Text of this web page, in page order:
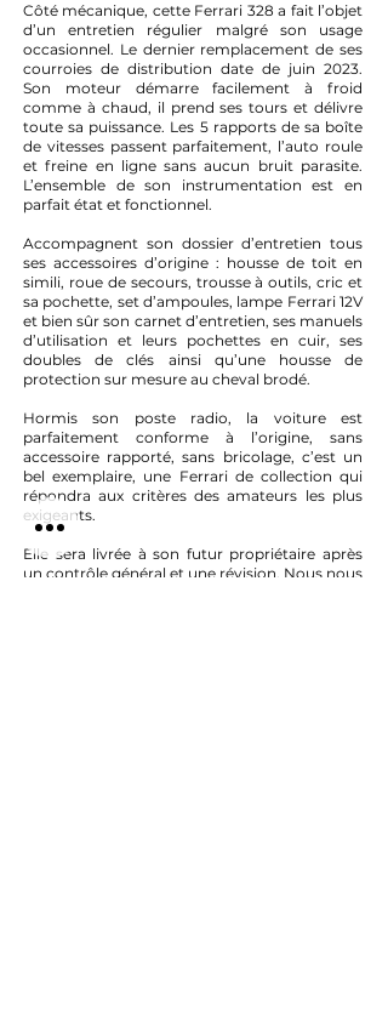
Côté mécanique, cette Ferrari 328 a fait l’objet
d’un entretien régulier malgré son usage
occasionnel. Le dernier remplacement de ses
courroies de distribution date de juin 2023.
Son moteur démarre facilement à froid
comme à chaud, il prend ses tours et délivre
toute sa puissance. Les 5 rapports de sa boîte
de vitesses passent parfaitement, l’auto roule
et freine en ligne sans aucun bruit parasite.
L’ensemble de son instrumentation est en
parfait état et fonctionnel.
Accompagnent son dossier d’entretien tous
ses accessoires d’origine : housse de toit en
simili, roue de secours, trousse à outils, cric et
sa pochette, set d’ampoules, lampe Ferrari 12V
et bien sûr son carnet d’entretien, ses manuels
d’utilisation et leurs pochettes en cuir, ses
doubles de clés ainsi qu’une housse de
protection sur mesure au cheval brodé.
Hormis son poste radio, la voiture est
parfaitement conforme à l’origine, sans
accessoire rapporté, sans bricolage, c’est un
bel exemplaire, une Ferrari de collection qui
répondra aux critères des amateurs les plus
exigeants.
Elle sera livrée à son futur propriétaire après
un contrôle général et une révision. Nous nous